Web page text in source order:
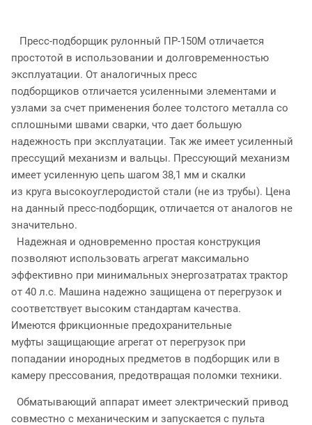
Пресс-подборщик рулонный ПР-150М отличается
простотой в использовании и долговременностью
эксплуатации. От аналогичных пресс
подборщиков отличается усиленными элементами и
узлами за счет применения более толстого металла со
сплошными швами сварки, что дает большую
надежность при эксплуатации. Так же имеет усиленный
прессущий механизм и вальцы. Прессующий механизм
имеет усиленную цепь шагом 38,1 мм и скалки
из круга высокоуглеродистой стали (не из трубы). Цена
на данный пресс-подборщик, отличается от аналогов не
значительно.
Надежная и одновременно простая конструкция
позволяют использовать агрегат максимально
эффективно при минимальных энергозатратах трактор
от 40 л.с. Машина надежно защищена от перегрузок и
соответствует высоким стандартам качества.
Имеются фрикционные предохранительные
муфты защищающие агрегат от перегрузок при
попадании инородных предметов в подборщик или в
камеру прессования, предотвращая поломки техники.
Обматывающий аппарат имеет электрический привод
совместно с механическим и запускается с пульта